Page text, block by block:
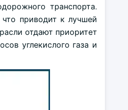
транспорта.
приводит к лучшей
отдают приоритет
углекислого газа и